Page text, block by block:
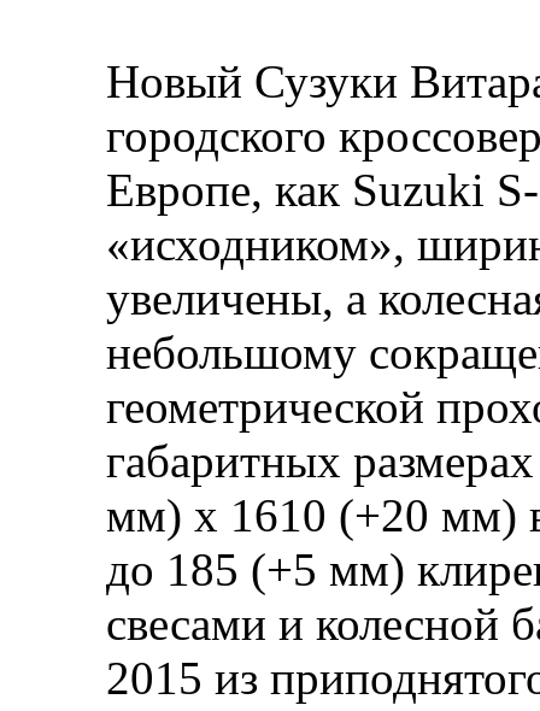
Новый Сузуки
городского
Европе, как Suzuki
«исходником»,
увеличены, а
небольшому
геометрической
габаритных
мм) х 1610 (+20 мм)
до 185 (+5 мм)
свесами и колесной
2015 из